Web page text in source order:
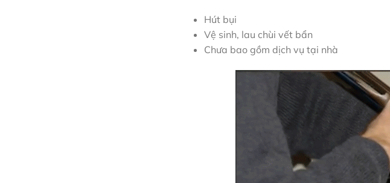
Hút bụi
Vệ sinh, lau chùi vết bẩn
Chưa bao gồm dịch vụ tại nhà